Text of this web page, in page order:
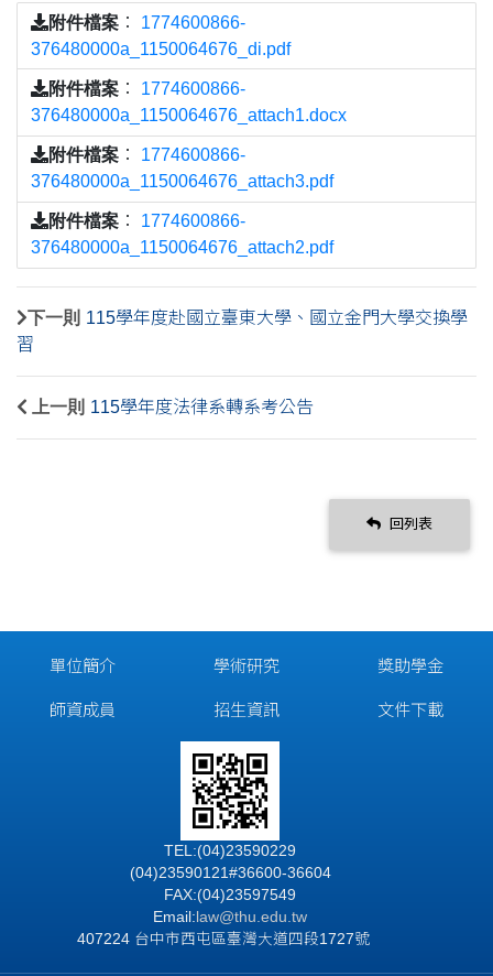
附件檔案 ： 1774600866-
376480000a_1150064676_di.pdf
附件檔案 ： 1774600866-
376480000a_1150064676_attach1.docx
附件檔案 ： 1774600866-
376480000a_1150064676_attach3.pdf
附件檔案 ： 1774600866-
376480000a_1150064676_attach2.pdf
下一則 115學年度赴國立臺東大學、國立金門大學交換學
習
上一則 115學年度法律系轉系考公告
回列表
單位簡介
師資成員
學術研究
招生資訊
獎助學金
文件下載
TEL:(04)23590229
(04)23590121#36600-36604
FAX:(04)23597549
Email: law@thu.edu.tw
407224 台中市西屯區臺灣大道四段1727號